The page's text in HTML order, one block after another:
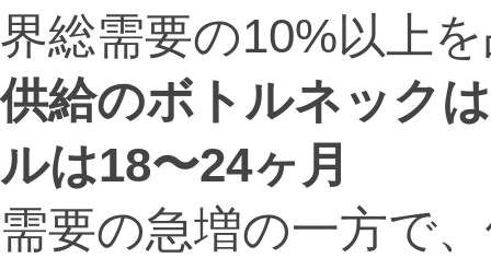
界総需要の10%以上
供給のボトルネック
ルは18〜24ヶ月
需要の急増の一方で